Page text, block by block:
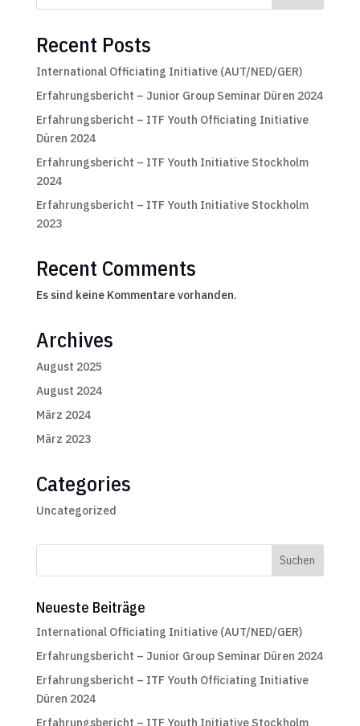
Recent Posts
International Officiating Initiative (AUT/NED/GER)
Erfahrungsbericht – Junior Group Seminar Düren 2024
Erfahrungsbericht – ITF Youth Officiating Initiative
Düren 2024
Erfahrungsbericht – ITF Youth Initiative Stockholm
2024
Erfahrungsbericht – ITF Youth Initiative Stockholm
2023
Recent Comments
Es sind keine Kommentare vorhanden.
Archives
August 2025
August 2024
März 2024
März 2023
Categories
Uncategorized
Neueste Beiträge
International Officiating Initiative (AUT/NED/GER)
Erfahrungsbericht – Junior Group Seminar Düren 2024
Erfahrungsbericht – ITF Youth Officiating Initiative
Düren 2024
Erfahrungsbericht – ITF Youth Initiative Stockholm